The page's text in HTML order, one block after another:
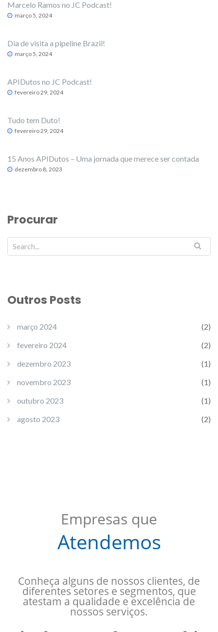
Marcelo Ramos no JC Podcast!
março 5, 2024
Dia de visita a pipeline Brazil!
março 5, 2024
APIDutos no JC Podcast!
fevereiro 29, 2024
Tudo tem Duto!
fevereiro 29, 2024
15 Anos APIDutos – Uma jornada que merece ser contada
dezembro 8, 2023
Procurar
Outros Posts
março 2024
(2)
fevereiro 2024
(2)
dezembro 2023
(1)
novembro 2023
(1)
outubro 2023
(1)
agosto 2023
(2)
Empresas que
Atendemos
Conheça alguns de nossos clientes, de
diferentes setores e segmentos, que
atestam a qualidade e excelência de
nossos serviços.